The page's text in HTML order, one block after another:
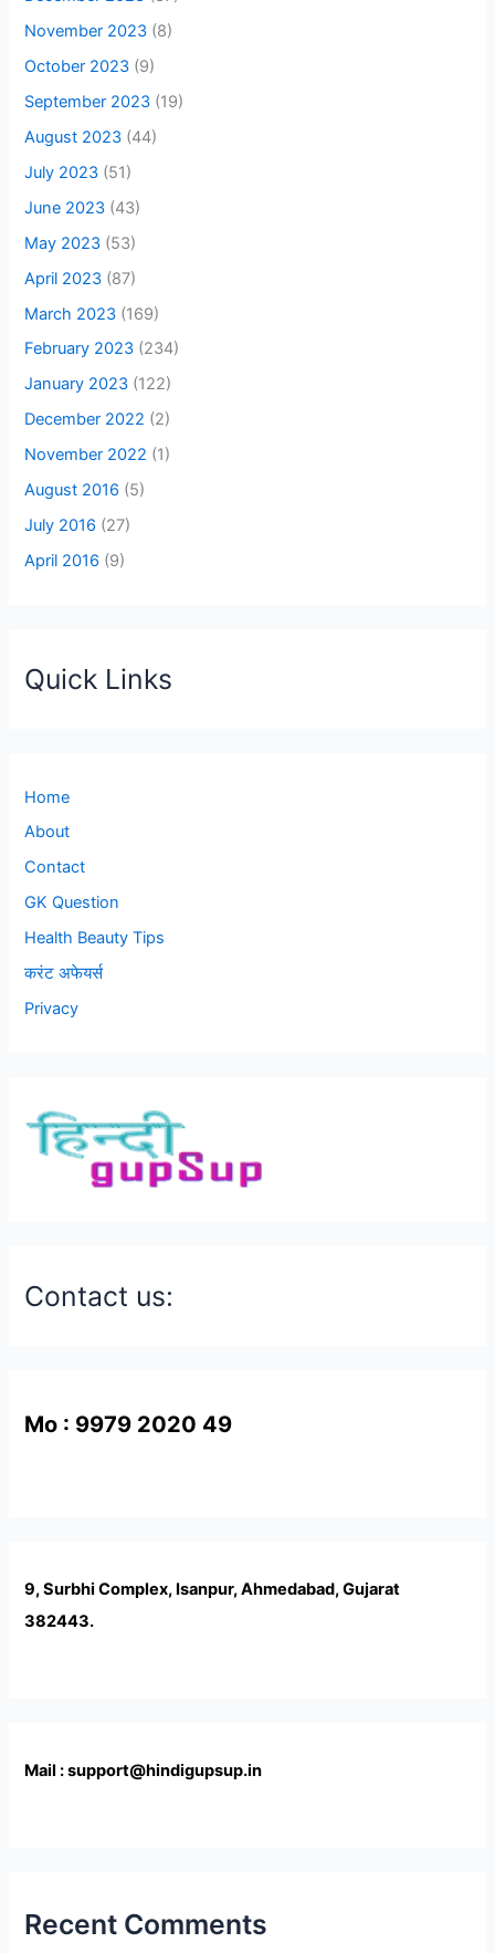
November 2023 (8)
October 2023 (9)
September 2023 (19)
August 2023 (44)
July 2023 (51)
June 2023 (43)
May 2023 (53)
April 2023 (87)
March 2023 (169)
February 2023 (234)
January 2023 (122)
December 2022 (2)
November 2022 (1)
August 2016 (5)
July 2016 (27)
April 2016 (9)
Quick Links
Home
About
Contact
GK Question
Health Beauty Tips
करंट अफेयर्स
Privacy
Contact us:
Mo : 9979 2020 49
9, Surbhi Complex, Isanpur, Ahmedabad, Gujarat
382443.
Mail : support@hindigupsup.in
Recent Comments